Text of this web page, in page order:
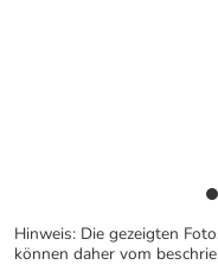
Hinweis: Die gezeigten
können daher vom